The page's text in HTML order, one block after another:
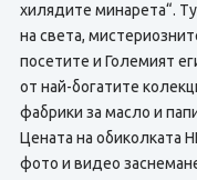
хилядите минарета“.
на света,
посетите и Големият
от най-богатите
фабрики за масло и
Цената на обиколката
фото и видео